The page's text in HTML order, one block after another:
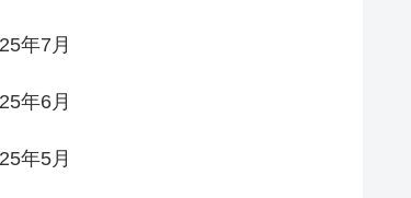
年7月
年6月
年5月